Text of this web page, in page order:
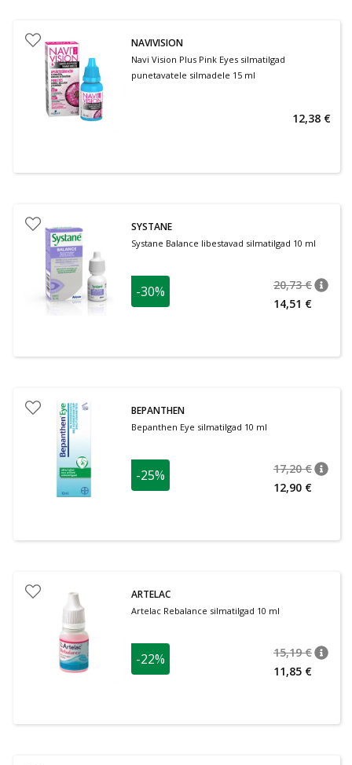
NAVIVISION
Navi Vision Plus Pink Eyes silmatilgad
punetavatele silmadele 15 ml
12,38 €
SYSTANE
Systane Balance libestavad silmatilgad 10 ml
-30% 20,73 €
14,51 €
BEPANTHEN
Bepanthen Eye silmatilgad 10 ml
-25% 17,20 €
12,90 €
ARTELAC
Artelac Rebalance silmatilgad 10 ml
-22% 15,19 €
11,85 €